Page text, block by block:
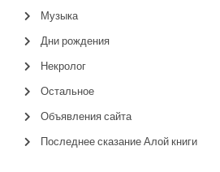
Музыка
Дни рождения
Некролог
Остальное
Объявления сайта
Последнее сказание Алой книги